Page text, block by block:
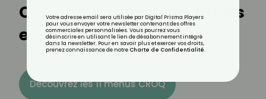
Comment utiliser les huiles
essentielles en cuisine ?
Découvrez les 11 menus CROQ
Votre adresse email sera utilisée par Digital Prisma Players
pour vous envoyer votre newsletter contenant des offres
commerciales personnalisées. Vous pourrez vous
désinscrire en utilisant le lien de désabonnement intégré
dans la newsletter. Pour en savoir plus et exercer vos droits,
prenez connaissance de notre Charte de Confidentialité.